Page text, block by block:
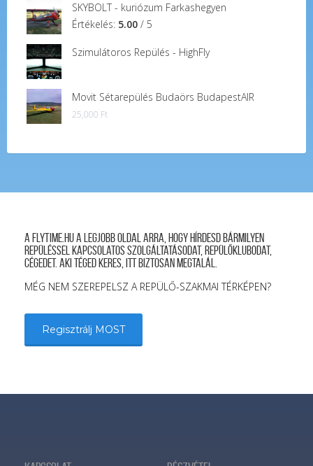
SKYBOLT - kuriózum Farkashegyen
Értékelés: 5.00 / 5
Szimulátoros Repülés - HighFly
Movit Sétarepülés Budaörs BudapestAIR
25,000 Ft
A FLYTIME.HU a legjobb oldal arra, hogy hírdesd bármilyen
repüléssel kapcsolatos szolgáltatásodat, repülőklubodat,
cégedet. Aki téged keres, itt biztosan megtalál.
MÉG NEM SZEREPELSZ A REPÜLŐ-SZAKMAI TÉRKÉPEN?
Regisztrálj MOST